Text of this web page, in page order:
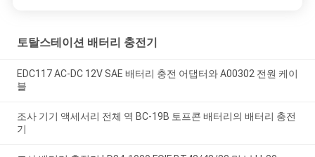
토탈스테이션 배터리 충전기
EDC117 AC-DC 12V SAE 배터리 충전 어댑터와 A00302 전원 케이
블
조사 기기 액세서리 전체 역 BC-19B 토프콘 배터리의 배터리 충전
기